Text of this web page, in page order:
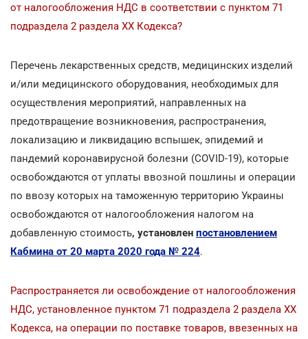
от налогообложения НДС в соответствии с пунктом 71
подраздела 2 раздела ХХ Кодекса?
Перечень лекарственных средств, медицинских изделий
и/или медицинского оборудования, необходимых для
осуществления мероприятий, направленных на
предотвращение возникновения, распространения,
локализацию и ликвидацию вспышек, эпидемий и
пандемий коронавирусной болезни (COVID-19), которые
освобождаются от уплаты ввозной пошлины и операции
по ввозу которых на таможенную территорию Украины
освобождаются от налогообложения налогом на
добавленную стоимость, установлен постановлением
Кабмина от 20 марта 2020 года № 224.
Распространяется ли освобождение от налогообложения
НДС, установленное пунктом 71 подраздела 2 раздела ХХ
Кодекса, на операции по поставке товаров, ввезенных на